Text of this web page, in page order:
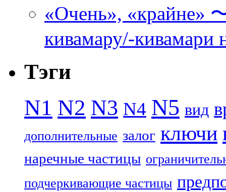
«Очень», «крайне»
кивамару/-кивамари
Тэги
N1 N2 N3 N4 N5 вид
дополнительные залог ключи
наречные частицы
подчеркивающие частицы